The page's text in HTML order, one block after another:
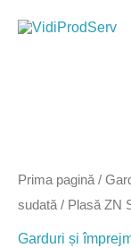
Prima pagină /
sudată / Plasă ZN
Garduri și
ZN
Sudată
1250x1,6mm